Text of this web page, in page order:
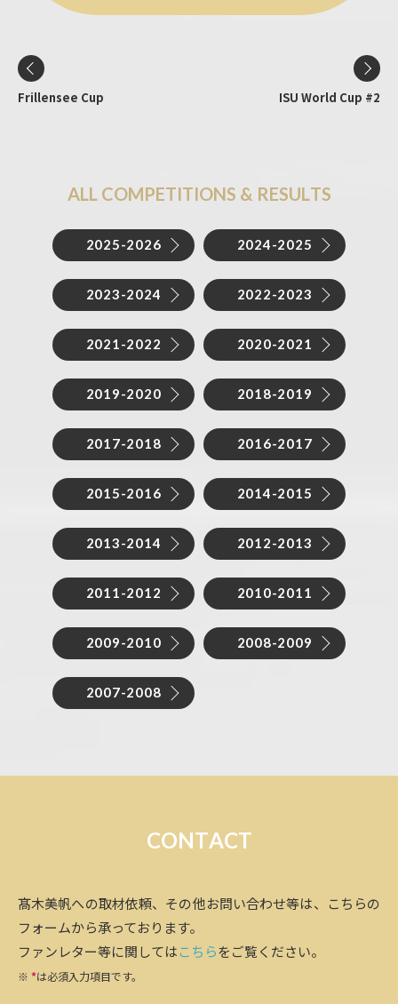
Frillensee Cup ISU World Cup #2
ALL COMPETITIONS & RESULTS
2025-2026 2024-2025
2023-2024 2022-2023
2021-2022 2020-2021
2019-2020 2018-2019
2017-2018 2016-2017
2015-2016 2014-2015
2013-2014 2012-2013
2011-2012 2010-2011
2009-2010 2008-2009
2007-2008
CONTACT
髙木美帆への取材依頼、その他お問い合わせ等は、こちらの
フォームから承っております。
ファンレター等に関してはこちらをご覧ください。
※ *は必須入力項目です。